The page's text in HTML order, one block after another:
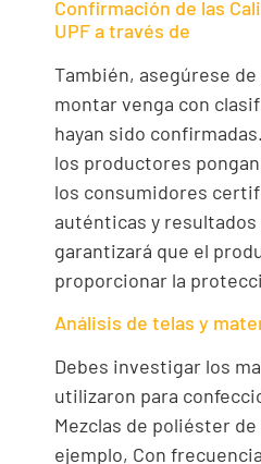
Confirmación de las
UPF a través de
También, asegúrese de
montar venga con
hayan sido
los productores
los consumidores
auténticas y
garantizará que el
proporcionar la
Análisis de telas y
Debes investigar los
utilizaron para
Mezclas de poliéster
ejemplo, Con